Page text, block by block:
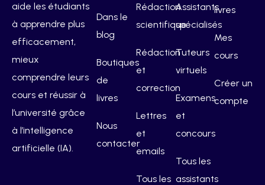
aide les étudiants
à apprendre plus
efficacement,
mieux
comprendre leurs
cours et réussir à
l’université grâce
à l’intelligence
artificielle (IA).
Dans le
blog
Boutiques
de
livres
Nous
contacter
Rédaction
scientifique
Rédaction
et
correction
Lettres
et
emails
Tous les
Assistants
spécialisés
Tuteurs
virtuels
Examens
et
concours
Tous les
assistants
livres
Mes
cours
Créer un
compte